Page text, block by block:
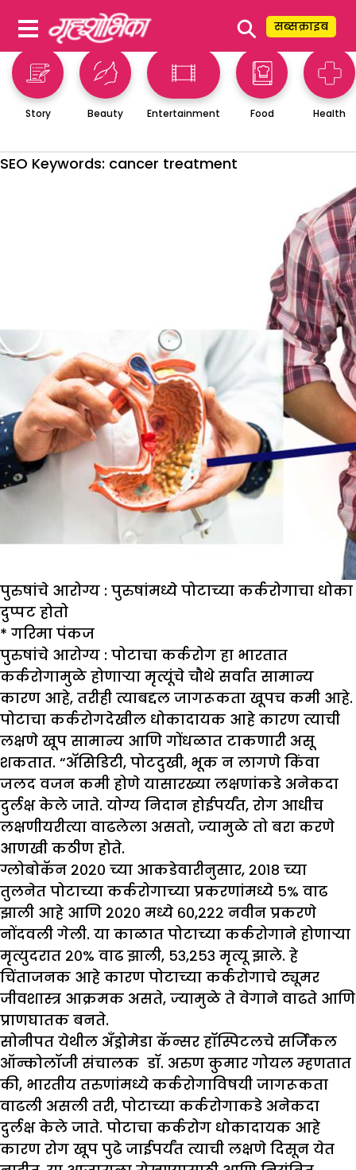
⚲ सब्सक्राइब
Story Beauty Entertainment Food Health
SEO Keywords: cancer treatment
पुरुषांचे आरोग्य : पुरुषांमध्ये पोटाच्या कर्करोगाचा धोका
दुप्पट होतो
* गरिमा पंकज
पुरुषांचे आरोग्य : पोटाचा कर्करोग हा भारतात
कर्करोगामुळे होणाऱ्या मृत्यूंचे चौथे सर्वात सामान्य
कारण आहे, तरीही त्याबद्दल जागरूकता खूपच कमी आहे.
पोटाचा कर्करोगदेखील धोकादायक आहे कारण त्याची
लक्षणे खूप सामान्य आणि गोंधळात टाकणारी असू
शकतात. “अ‍ॅसिडिटी, पोटदुखी, भूक न लागणे किंवा
जलद वजन कमी होणे यासारख्या लक्षणांकडे अनेकदा
दुर्लक्ष केले जाते. योग्य निदान होईपर्यंत, रोग आधीच
लक्षणीयरीत्या वाढलेला असतो, ज्यामुळे तो बरा करणे
आणखी कठीण होते.
ग्लोबोकॅन २०२० च्या आकडेवारीनुसार, २०१८ च्या
तुलनेत पोटाच्या कर्करोगाच्या प्रकरणांमध्ये ५% वाढ
झाली आहे आणि २०२० मध्ये ६०,२२२ नवीन प्रकरणे
नोंदवली गेली. या काळात पोटाच्या कर्करोगाने होणाऱ्या
मृत्युदरात २०% वाढ झाली, ५३,२५३ मृत्यू झाले. हे
चिंताजनक आहे कारण पोटाच्या कर्करोगाचे ट्यूमर
जीवशास्त्र आक्रमक असते, ज्यामुळे ते वेगाने वाढते आणि
प्राणघातक बनते.
सोनीपत येथील अँड्रोमेडा कॅन्सर हॉस्पिटलचे सर्जिकल
ऑन्कोलॉजी संचालक डॉ. अरुण कुमार गोयल म्हणतात
की, भारतीय तरुणांमध्ये कर्करोगाविषयी जागरूकता
वाढली असली तरी, पोटाच्या कर्करोगाकडे अनेकदा
दुर्लक्ष केले जाते. पोटाचा कर्करोग धोकादायक आहे
कारण रोग खूप पुढे जाईपर्यंत त्याची लक्षणे दिसून येत